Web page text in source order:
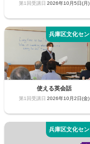
2026年10月5日(月)
使える英会話
2026年10月2日(金)